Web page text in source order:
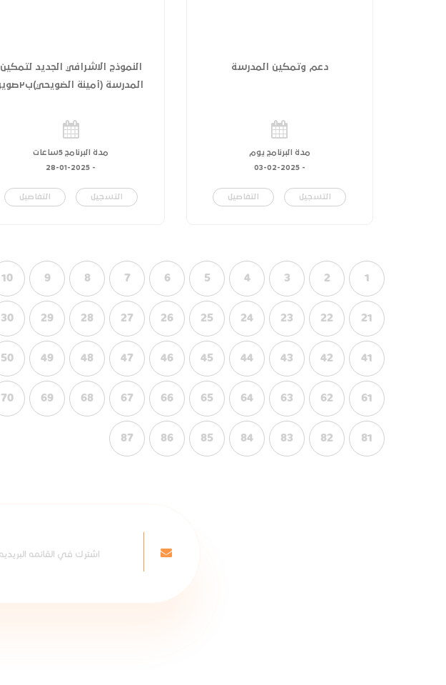
دعم وتمكين المدرسة
مدة البرنامج يوم
-
03-02-2025
التسجيل التفاصيل
النموذج الاشرافي الجديد لتمكين
المدرسة (أمينة الضويحي)ب٢صوير
مدة البرنامج 5ساعات
-
28-01-2025
التسجيل التفاصيل
1
2
3
4
5
6
7
8
9
10
21
22
23
24
25
26
27
28
29
30
41
42
43
44
45
46
47
48
49
50
61
62
63
64
65
66
67
68
69
70
81
82
83
84
85
86
87